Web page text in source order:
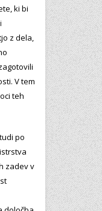
ki bi
z dela,
V tem
teh
po
zadev v